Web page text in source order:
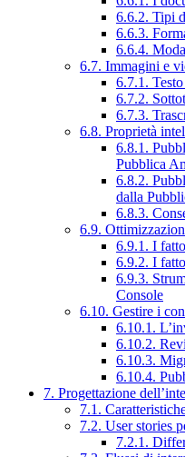
6.6.2. Tipi
6.6.3.
6.6.4.
6.7. Immagini e
6.7.1.
6.7.2.
6.7.3.
6.8. Proprietà
6.8.1.
Pubblica
6.8.2.
dalla
6.8.3.
6.9.
6.9.1. I
6.9.2. I
6.9.3.
Console
6.10. Gestire i
6.10.1.
6.10.2.
6.10.3.
6.10.4.
7. Progettazione
7.1.
7.2. User stories
7.2.1.